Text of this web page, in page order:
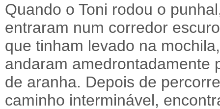
Quando o Toni rodou o
entraram num corredor
que tinham levado na
andaram amedrontadamente
de aranha. Depois de
caminho interminável,